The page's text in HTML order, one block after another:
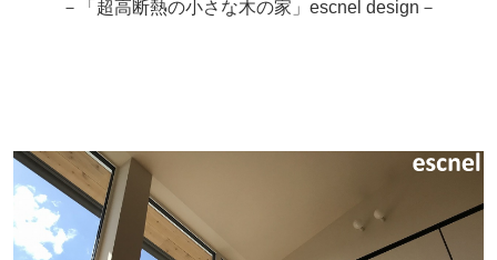
－「超高断熱の小さな木の家」escnel design－